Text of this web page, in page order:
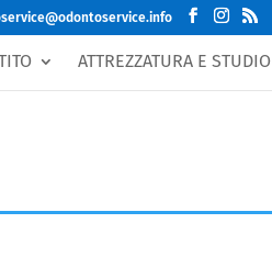
ATTREZZATURA E STUDIO